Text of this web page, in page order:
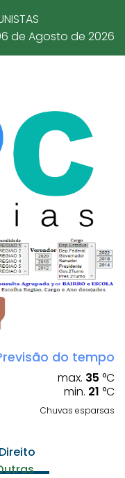
de Agosto de 2026
do tempo
max. 35 °C
min. 21 °C
Chuvas esparsas
Direito